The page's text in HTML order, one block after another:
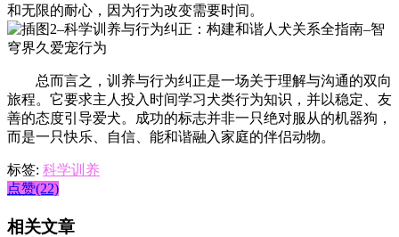
和无限的耐心，因为行为改变需要时间。
总而言之，训养与行为纠正是一场关于理解与沟通的双向
旅程。它要求主人投入时间学习犬类行为知识，并以稳定、友
善的态度引导爱犬。成功的标志并非一只绝对服从的机器狗，
而是一只快乐、自信、能和谐融入家庭的伴侣动物。
标签: 科学训养
点赞(22)
相关文章